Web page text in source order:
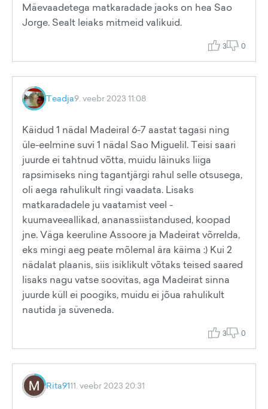
Mäevaadetega matkaradade jaoks on hea Sao
Jorge. Sealt leiaks mitmeid valikuid.
3 0
Teadja9. veebr 2023 11:08
Käidud 1 nädal Madeiral 6-7 aastat tagasi ning
üle-eelmine suvi 1 nädal Sao Miguelil. Teisi saari
juurde ei tahtnud võtta, muidu läinuks liiga
rapsimiseks ning tagantjärgi rahul selle otsusega,
oli aega rahulikult ringi vaadata. Lisaks
matkaradadele ju vaatamist veel -
kuumaveeallikad, ananassiistandused, koopad
jne. Väga keeruline Assoore ja Madeirat võrrelda,
eks mingi aeg peate mõlemal ära käima :) Kui 2
nädalat plaanis, siis isiklikult võtaks teised saared
lisaks nagu vatse soovitas, aga Madeirat sinna
juurde küll ei poogiks, muidu ei jõua rahulikult
nautida ja süveneda.
3 0
Rita9111. veebr 2023 20:31